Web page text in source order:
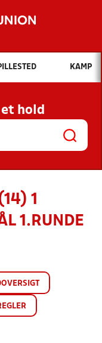
vil du søge efter?
OG NYHEDER
OG
KAMP
hold
1
1.RUNDE